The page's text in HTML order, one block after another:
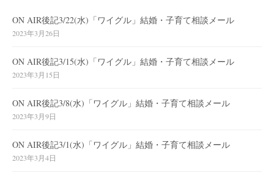
ON AIR後記3/22(水)「ワイグル」結婚・子育て相談メール
2023年3月26日
ON AIR後記3/15(水)「ワイグル」結婚・子育て相談メール
2023年3月15日
ON AIR後記3/8(水)「ワイグル」結婚・子育て相談メール
2023年3月9日
ON AIR後記3/1(水)「ワイグル」結婚・子育て相談メール
2023年3月4日